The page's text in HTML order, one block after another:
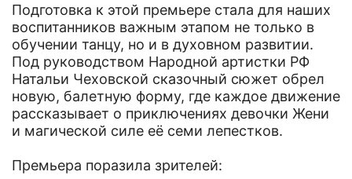
Подготовка к этой премьере стала для наших
воспитанников важным этапом не только в
обучении танцу, но и в духовном развитии.
Под руководством Народной артистки РФ
Натальи Чеховской сказочный сюжет обрел
новую, балетную форму, где каждое движение
рассказывает о приключениях девочки Жени
и магической силе её семи лепестков.
Премьера поразила зрителей: